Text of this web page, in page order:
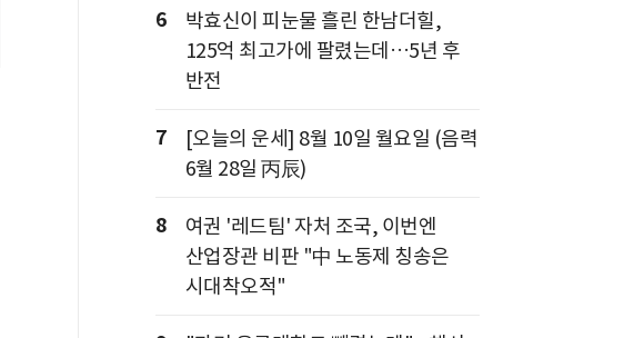
6
박효신이 피눈물 흘린 한남더힐,
125억 최고가에 팔렸는데…5년 후
반전
7
[오늘의 운세] 8월 10일 월요일 (음력
6월 28일 丙辰)
8
여권 '레드팀' 자처 조국, 이번엔
산업장관 비판 "中 노동제 칭송은
시대착오적"